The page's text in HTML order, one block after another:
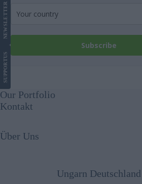
Subscribe
SUPPORT
US
NEWS
LETTER
Our Portfolio
Kontakt
Über Uns
Ungarn Deutschland